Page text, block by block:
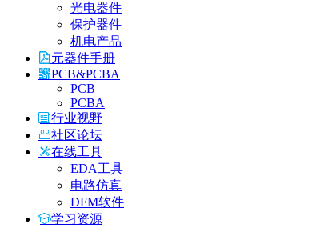
光电器件
保护器件
机电产品
元器件手册
PCB&PCBA
PCB
PCBA
行业视野
社区论坛
在线工具
EDA工具
电路仿真
DFM软件
学习资源